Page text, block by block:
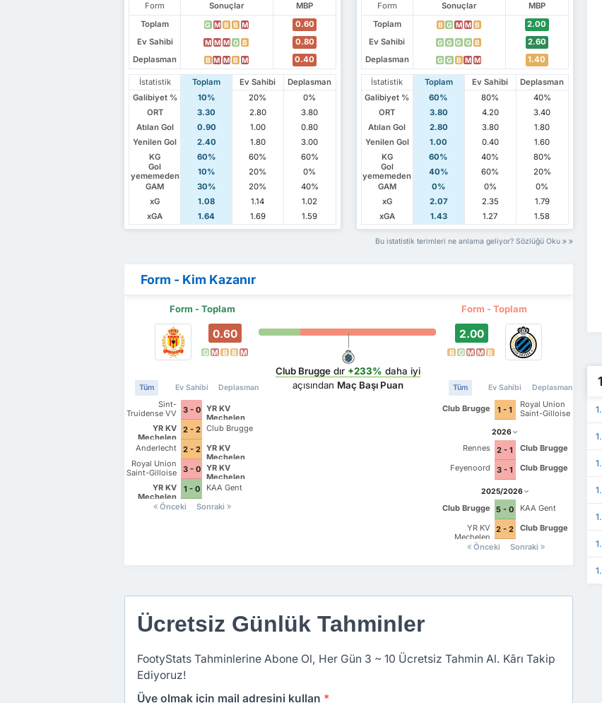
Form Sonuçlar
MBP
Toplam
G M B B M
0.60
Ev Sahibi
M M M G B
0.80
Deplasman
B M M B M 0.40
İstatistik Toplam Ev Sahibi
Deplasman
Galibiyet %
10% 20%
0%
ORT
3.30 2.80
3.80
Atılan Gol
0.90 1.00
0.80
Yenilen Gol
2.40 1.80
3.00
KG
60% 60%
60%
Gol
yememeden
10% 20%
0%
GAM
30% 20%
40%
xG
1.08 1.14
1.02
xGA
1.64 1.69 1.59
Form Sonuçlar
MBP
Toplam
B G M M B
2.00
Ev Sahibi
G G G G B
2.60
Deplasman
G G B M M 1.40
İstatistik Toplam Ev Sahibi
Deplasman
Galibiyet %
60% 80%
40%
ORT
3.80 4.20
3.40
Atılan Gol
2.80 3.80
1.80
Yenilen Gol
1.00 0.40
1.60
KG
60% 40%
80%
Gol
yememeden
40% 60%
20%
GAM
0% 0%
0%
xG
2.07 2.35
1.79
xGA
1.43 1.27 1.58
Bu istatistik terimleri ne anlama geliyor? Sözlüğü Oku
Form - Kim Kazanır
Form - Toplam Form - Toplam
0.60
G M B B M
Tüm Ev Sahibi Deplasman
Sint-
Truidense VV
3 - 0
YR KV
Mechelen
YR KV
Mechelen
2 - 2
Club Brugge
Anderlecht
2 - 2
YR KV
Mechelen
Royal Union
Saint-Gilloise
3 - 0
YR KV
Mechelen
YR KV
Mechelen
1 - 0
KAA Gent
Önceki
Sonraki
Club Brugge dır +233% daha iyi
açısından Maç Başı Puan
2.00
B G M M B
Tüm Ev Sahibi Deplasman
Club Brugge 1 - 1
Royal Union
Saint-Gilloise
2026
Rennes 2 - 1
Club Brugge
Feyenoord
3 - 1 Club Brugge
2025/2026
Club Brugge 5 - 0
KAA Gent
YR KV
Mechelen
2 - 2
Club Brugge
Önceki
Sonraki
Ücretsiz Günlük Tahminler
FootyStats Tahminlerine Abone Ol, Her Gün 3 ~ 10 Ücretsiz Tahmin Al. Kârı Takip
Ediyoruz!
Üye olmak için mail adresini kullan *